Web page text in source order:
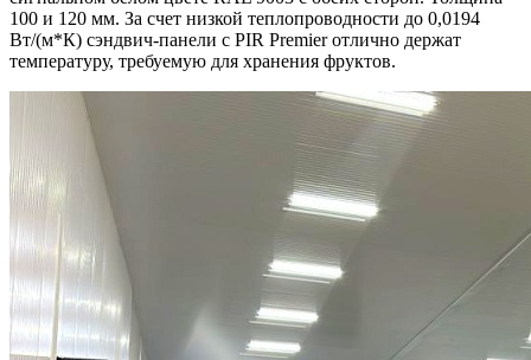
100 и 120 мм. За счет низкой теплопроводности до 0,0194
Вт/(м*К) сэндвич-панели с PIR Premier отлично держат
температуру, требуемую для хранения фруктов.